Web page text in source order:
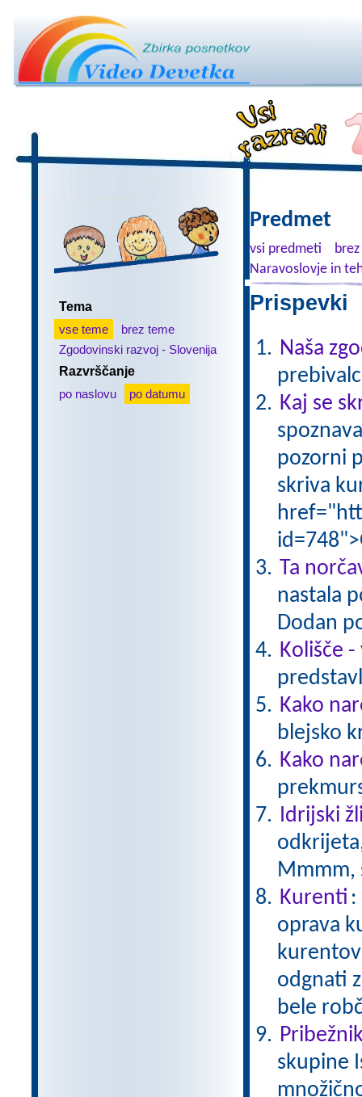
Tema
vse teme
brez teme
Zgodovinski razvoj - Slovenija
Razvrščanje
po naslovu
po datumu
Predmet
vsi predmeti
Naravoslovje in
Prispevki
Naša
Kaj se
pozorni
skriva
Ta
nastala
Dodan
Kolišče
Kako
blejsko
Kako
Idrijski
Kurenti :
oprava
odgnati
bele
skupine